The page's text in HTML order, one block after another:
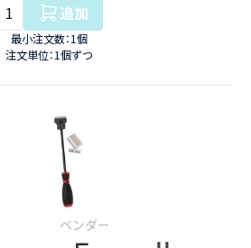
追加
最小注文数：1個
注文単位：1個ずつ